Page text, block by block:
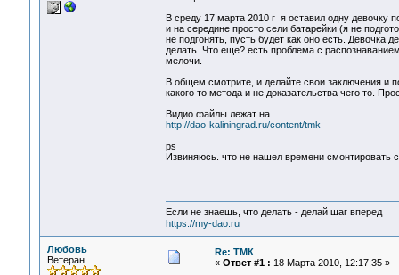
В среду 17 марта 2010 г я оставил одну девочку
и на середине просто сели батарейки (я не
не подгонять, пусть будет как оно есть. Девочка
делать. Что еще? есть проблема с
мелочи.
В общем смотрите, и делайте свои заключения и
какого то метода и не доказательства чего то.
Видио файлы лежат на
http://dao-kaliningrad.ru/content/tmk
ps
Извиняюсь. что не нашел времени смонтировать
Если не знаешь, что делать - делай шаг вперед
https://my-dao.ru
Любовь
Ветеран
Re: ТМК
« Ответ #1 : 18 Марта 2010, 12:17:35 »